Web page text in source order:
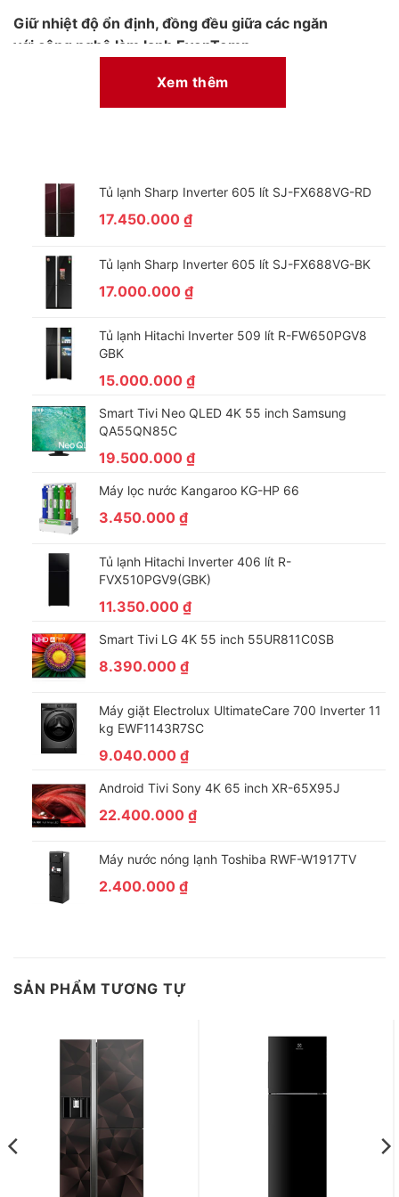
Giữ nhiệt độ ổn định, đồng đều giữa các ngăn
với công nghệ làm lạnh EvenTemp
Nhờ hệ thống làm lạnh đa chiều EvenTemp, hơi lạnh được lan
Bảo quản rau củ tươi ngon hơn nhờ ngăn rau
TasteLock
Ngăn rau củ TasteLock với khả năng tự động điều chỉnh độ ẩm
phù hợp với rau củ, giúp trái cây và rau xanh luôn tươi ngon
suốt 7 ngày.
*Hình ảnh chỉ mang tính chất minh họa
Khay kính chịu lực bền bỉ, chịu nhiệt cao
Tủ được trang bị các khay kính chịu lực cao, không những chịu
năng chịu nhiệt cao.
*Hình ảnh chỉ mang tính chất minh họa
Tích hợp thêm nhiều tiện ích đi kèm
Bên cạnh đó, chiếc tủ lạnh 541 lít này còn được trang bị thêm
một số tiện ích đi kèm.
Xem thêm
Tủ lạnh Sharp Inverter 605 lít SJ-FX688VG-RD
17.450.000 ₫
Tủ lạnh Sharp Inverter 605 lít SJ-FX688VG-BK
17.000.000 ₫
Tủ lạnh Hitachi Inverter 509 lít R-FW650PGV8
GBK
15.000.000 ₫
Smart Tivi Neo QLED 4K 55 inch Samsung
QA55QN85C
19.500.000 ₫
Máy lọc nước Kangaroo KG-HP 66
3.450.000 ₫
Tủ lạnh Hitachi Inverter 406 lít R-
FVX510PGV9(GBK)
11.350.000 ₫
Smart Tivi LG 4K 55 inch 55UR811C0SB
8.390.000 ₫
Máy giặt Electrolux UltimateCare 700 Inverter 11
kg EWF1143R7SC
9.040.000 ₫
Android Tivi Sony 4K 65 inch XR-65X95J
22.400.000 ₫
Máy nước nóng lạnh Toshiba RWF-W1917TV
2.400.000 ₫
SẢN PHẨM TƯƠNG TỰ